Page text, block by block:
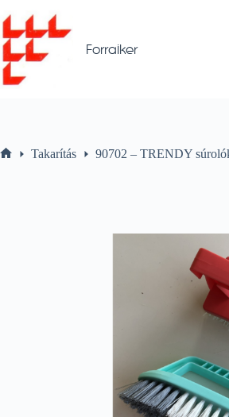
to
content
Forraiker
Takarítás 90702 – TRENDY